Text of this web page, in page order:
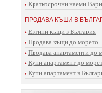
Краткосрочни наеми
ПРОДАВА КЪЩИ В
Евтини къщи в България
Продава къщи до морето
Продава апартаменти до
Купи апартамент до
Купи апартамент в